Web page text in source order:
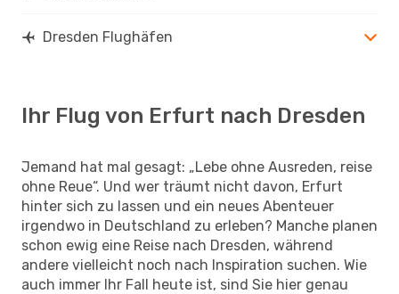
Dresden Flughäfen
Ihr Flug von Erfurt nach Dresden
Jemand hat mal gesagt: „Lebe ohne Ausreden, reise
ohne Reue“. Und wer träumt nicht davon, Erfurt
hinter sich zu lassen und ein neues Abenteuer
irgendwo in Deutschland zu erleben? Manche planen
schon ewig eine Reise nach Dresden, während
andere vielleicht noch nach Inspiration suchen. Wie
auch immer Ihr Fall heute ist, sind Sie hier genau